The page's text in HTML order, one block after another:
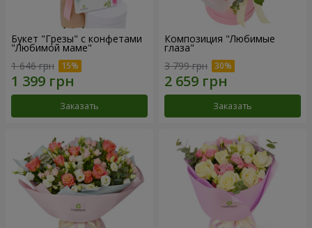
Букет "Грезы" с конфетами
"Любимой маме"
1 646 грн
Заказать
Композиция "Любимые
глаза"
3 799 грн
Заказать